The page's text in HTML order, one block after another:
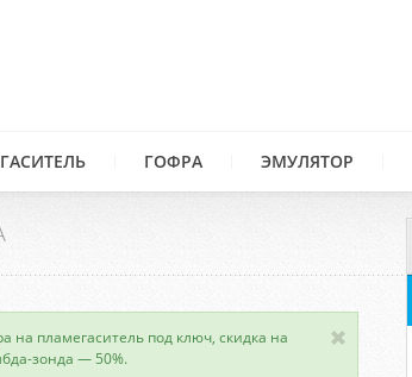
ГОФРА ЭМУЛЯТОР
на пламегаситель под ключ, скидка на
зонда — 50%.